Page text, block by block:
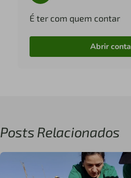
É ter com quem contar
Abrir conta
Posts Relacionados